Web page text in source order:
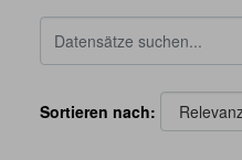
Sortieren nach